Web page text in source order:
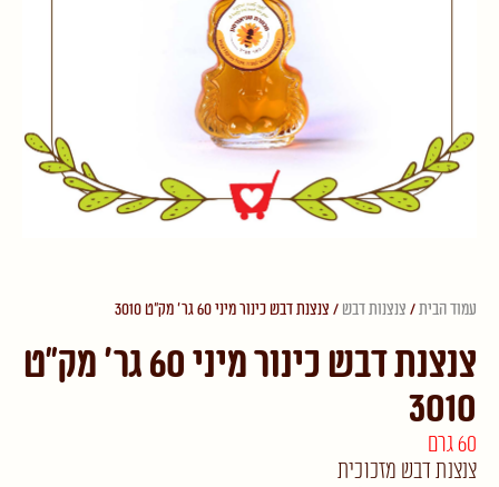
עמוד הבית/ צנצנות דבש / צנצנת דבש כינור מיני 60 גר' מק"ט 3010
צנצנת דבש כינור מיני 60 גר' מק"ט
3010
60 גרם
צנצנת דבש מזכוכית